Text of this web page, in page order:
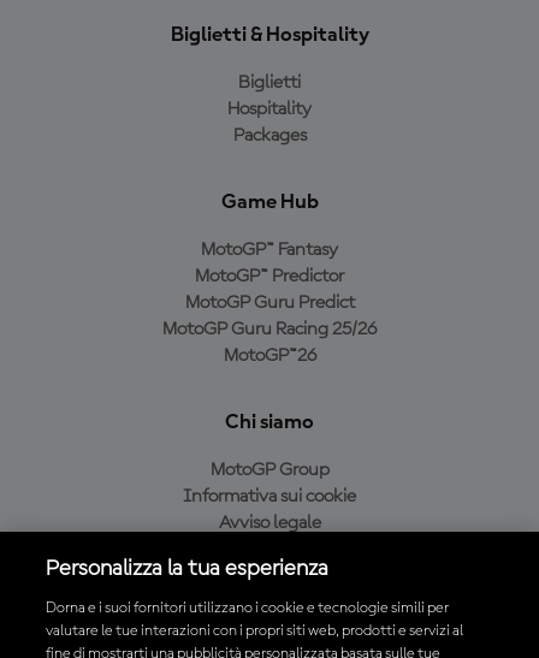
Biglietti & Hospitality
Biglietti
Hospitality
Packages
Game Hub
MotoGP™ Fantasy
MotoGP™ Predictor
MotoGP Guru Predict
MotoGP Guru Racing 25/26
MotoGP™26
Chi siamo
MotoGP Group
Informativa sui cookie
Avviso legale
Condizioni di acquisto
Personalizza la tua esperienza
Dorna e i suoi fornitori utilizzano i cookie e tecnologie simili per
valutare le tue interazioni con i propri siti web, prodotti e servizi al
fine di mostrarti una pubblicità personalizzata basata sulle tue